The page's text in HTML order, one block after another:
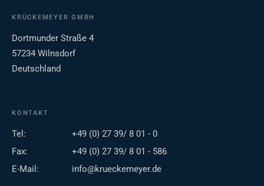
KRÜCKEMEYER GMBH
Dortmunder Straße 4
57234 Wilnsdorf
Deutschland
KONTAKT
Tel:
+49 (0) 27 39/ 8 01 - 0
Fax:
+49 (0) 27 39/ 8 01 - 586
E-Mail:
info@krueckemeyer.de